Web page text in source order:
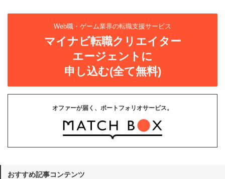
Web職・ゲーム業界の転職支援サービス
マイナビ転職クリエイター
エージェントに
申し込む(全て無料)
オファーが届く、ポートフォリオサービス。
おすすめ記事コンテンツ